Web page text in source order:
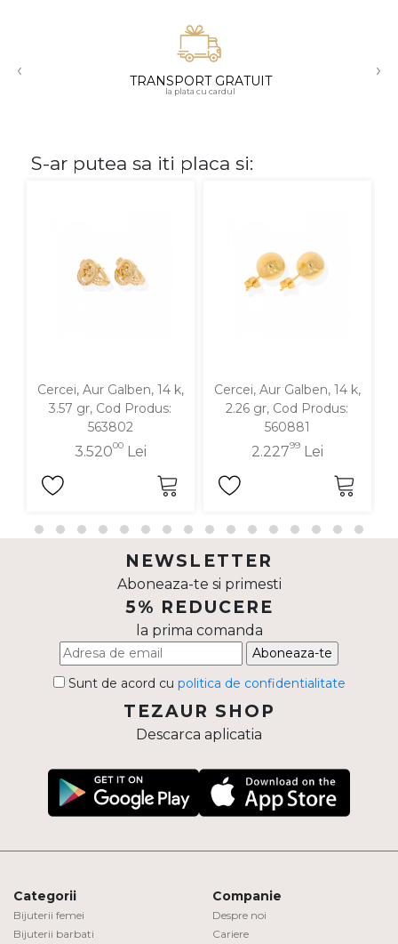
18K
‹ TRANSPORT GRATUIT
la plata cu cardul
›
S-ar putea sa iti placa si:
Cercei, Aur Galben, 14 k,
3.57 gr, Cod Produs:
563802
3.52000Lei
Cercei, Aur Galben, 14 k,
2.26 gr, Cod Produs:
560881
2.22799Lei
NEWSLETTER
Aboneaza-te si primesti
5% REDUCERE
la prima comanda
Aboneaza-te
Sunt de acord cu politica de confidentialitate
TEZAUR SHOP
Descarca aplicatia
Categorii
Bijuterii femei
Bijuterii barbati
Companie
Despre noi
Cariere